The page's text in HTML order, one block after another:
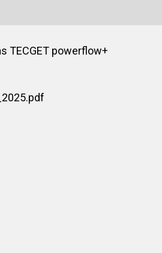
TECGET powerflow+